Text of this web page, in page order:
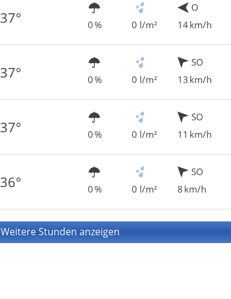
37° 0 % 0 l/m²
O
14 km/h
37° 0 % 0 l/m²
SO
13 km/h
37° 0 % 0 l/m²
SO
11 km/h
36° 0 % 0 l/m²
SO
8 km/h
Weitere Stunden anzeigen